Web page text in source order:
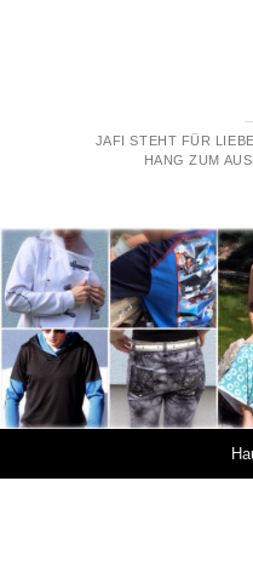
JAFI STEHT FÜR
HANG ZUM